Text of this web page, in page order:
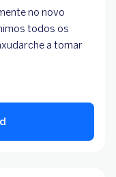
no novo
todos os
a tomar